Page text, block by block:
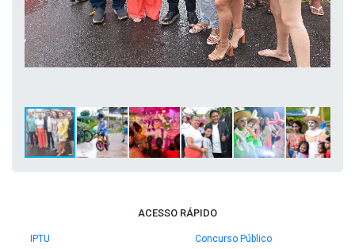
ACESSO RÁPIDO
IPTU
Concurso Público